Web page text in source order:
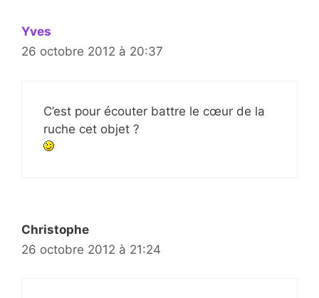
Yves
26 octobre 2012 à 20:37
C’est pour écouter battre le cœur de la
ruche cet objet ?
Christophe
26 octobre 2012 à 21:24